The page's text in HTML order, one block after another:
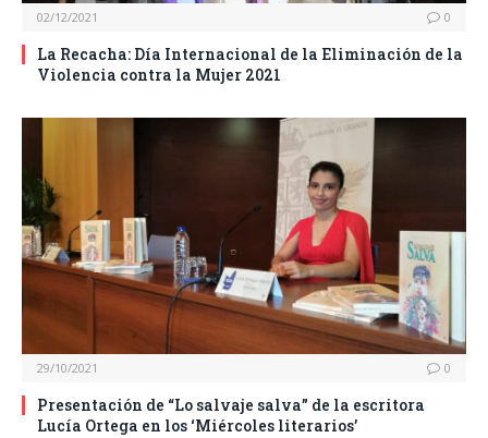
02/12/2021 0
La Recacha: Día Internacional de la Eliminación de la
Violencia contra la Mujer 2021
29/10/2021 0
Presentación de “Lo salvaje salva” de la escritora
Lucía Ortega en los ‘Miércoles literarios’